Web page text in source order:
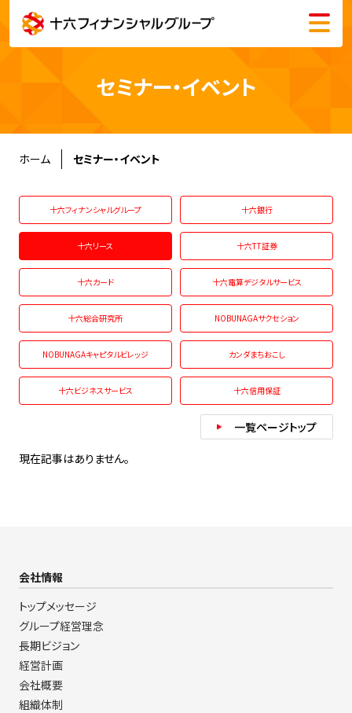
メニュー
会社情報
株主・投資家情報
サステナビリティ
採用情報
English
セミナー・イベント
ホーム セミナー・イベント
十六フィナンシャルグループ 十六銀行
十六リース 十六TT証券
十六カード 十六電算デジタルサービス
十六総合研究所 NOBUNAGAサクセション
NOBUNAGAキャピタルビレッジ カンダまちおこし
十六ビジネスサービス 十六信用保証
一覧ページトップ
現在記事はありません。
会社情報
トップメッセージ
グループ経営理念
長期ビジョン
経営計画
会社概要
組織体制